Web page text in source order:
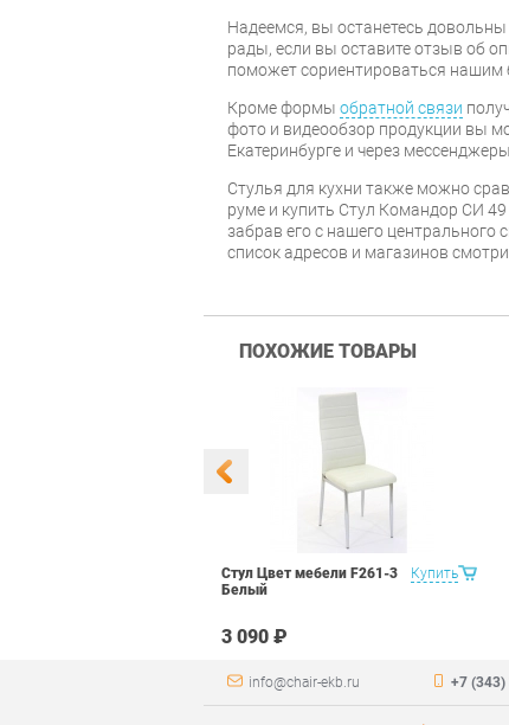
Надеемся, вы останетесь
рады, если вы оставите отзыв об
поможет сориентироваться нашим
Кроме формы обратной связи
фото и видеообзор продукции вы
Екатеринбурге и через
Стулья для кухни также можно
руме и купить Стул Командор СИ
забрав его с нашего центрального
список адресов и магазинов
ПОХОЖИЕ ТОВАРЫ
Купить
Стул Цвет мебели F261-3
Белый
3 090 ₽
info@chair-ekb.ru +7